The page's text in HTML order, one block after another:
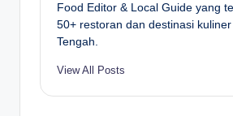
Food Editor & Local Guide yang
50+ restoran dan destinasi
Tengah.
View All Posts